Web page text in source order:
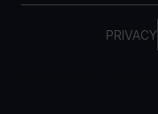
PRIVACY